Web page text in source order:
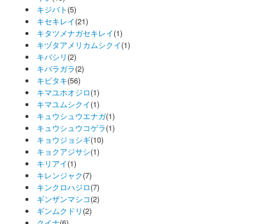
キジバト (5)
キセキレイ(21)
キタツメナガセキレイ(1)
キヅタアメリカムシクイ(1)
キバシリ (2)
キバラガラ(2)
キビタキ(56)
キマユホオジロ(1)
キマユムシクイ(1)
キュウシュウエナガ(1)
キュウシュウコゲラ(1)
キョウジョシギ(10)
キョクアジサシ(1)
キリアイ(1)
キレンジャク(7)
キンクロハジロ(7)
ギンザンマシコ(2)
ギンムクドリ (2)